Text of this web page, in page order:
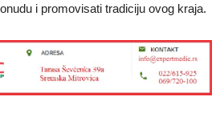
i promovisati tradiciju ovog kraja.